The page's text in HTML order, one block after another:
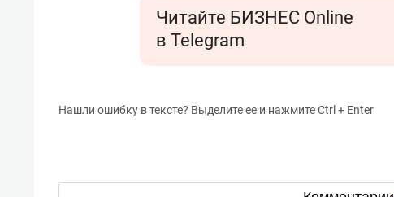
Читайте БИЗНЕС Online
в Telegram
Нашли ошибку в тексте? Выделите ее и нажмите Ctrl + Enter